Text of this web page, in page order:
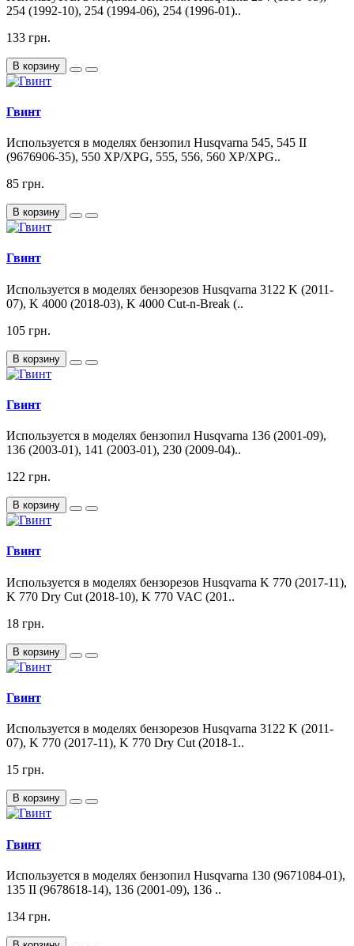
254 (1992-10), 254 (1994-06), 254 (1996-01)..
133 грн.
В корзину
Гвинт
Используется в моделях бензопил Husqvarna 545, 545 II
(9676906-35), 550 XP/XPG, 555, 556, 560 XP/XPG..
85 грн.
В корзину
Гвинт
Используется в моделях бензорезов Husqvarna 3122 K (2011-
07), K 4000 (2018-03), K 4000 Cut-n-Break (..
105 грн.
В корзину
Гвинт
Используется в моделях бензопил Husqvarna 136 (2001-09),
136 (2003-01), 141 (2003-01), 230 (2009-04)..
122 грн.
В корзину
Гвинт
Используется в моделях бензорезов Husqvarna K 770 (2017-11),
K 770 Dry Cut (2018-10), K 770 VAC (201..
18 грн.
В корзину
Гвинт
Используется в моделях бензорезов Husqvarna 3122 K (2011-
07), K 770 (2017-11), K 770 Dry Cut (2018-1..
15 грн.
В корзину
Гвинт
Используется в моделях бензопил Husqvarna 130 (9671084-01),
135 II (9678618-14), 136 (2001-09), 136 ..
134 грн.